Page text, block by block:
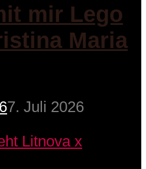
mir Lego
Maria
7. Juli 2026